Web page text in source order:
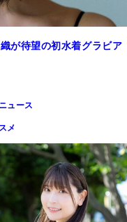
が待望の初水着グラビア
ュース
メ